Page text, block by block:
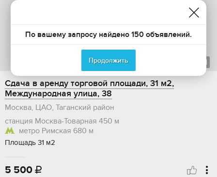
1
Сдача в аренду торговой площади, 31 м2,
Международная улица, 38
Москва, ЦАО, Таганский район
станция Москва-Товарная 450 м
метро Римская 680 м
Площадь 31 м2
5 500 
По вашему запросу найдено 150 объявлений.
Продолжить